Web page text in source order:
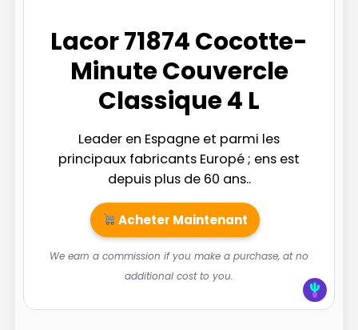
Lacor 71874 Cocotte-
Minute Couvercle
Classique 4 L
Leader en Espagne et parmi les
principaux fabricants Europé ; ens est
depuis plus de 60 ans..
Acheter Maintenant
We earn a commission if you make a purchase, at no
additional cost to you.